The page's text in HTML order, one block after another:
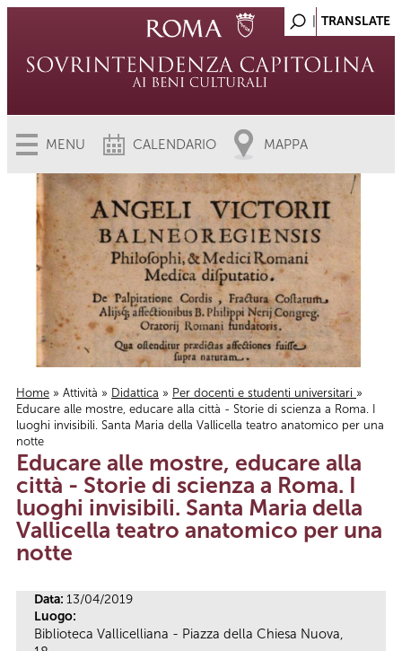
MENU CALENDARIO MAPPA
Tu sei qui
Home » Attività » Didattica » Per docenti e studenti universitari »
Educare alle mostre, educare alla città - Storie di scienza a Roma. I
luoghi invisibili. Santa Maria della Vallicella teatro anatomico per una
notte
Educare alle mostre, educare alla
città - Storie di scienza a Roma. I
luoghi invisibili. Santa Maria della
Vallicella teatro anatomico per una
notte
Data: 13/04/2019
Luogo:
Biblioteca Vallicelliana - Piazza della Chiesa Nuova,